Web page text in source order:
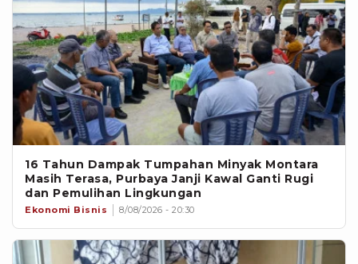
16 Tahun Dampak Tumpahan Minyak Montara
Masih Terasa, Purbaya Janji Kawal Ganti Rugi
dan Pemulihan Lingkungan
Ekonomi Bisnis 8/08/2026 - 20:30